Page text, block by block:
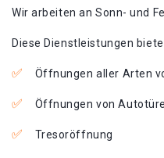
Wir arbeiten an Sonn- und
Diese Dienstleistungen
Öffnungen aller Arten
Öffnungen von
Tresoröffnung